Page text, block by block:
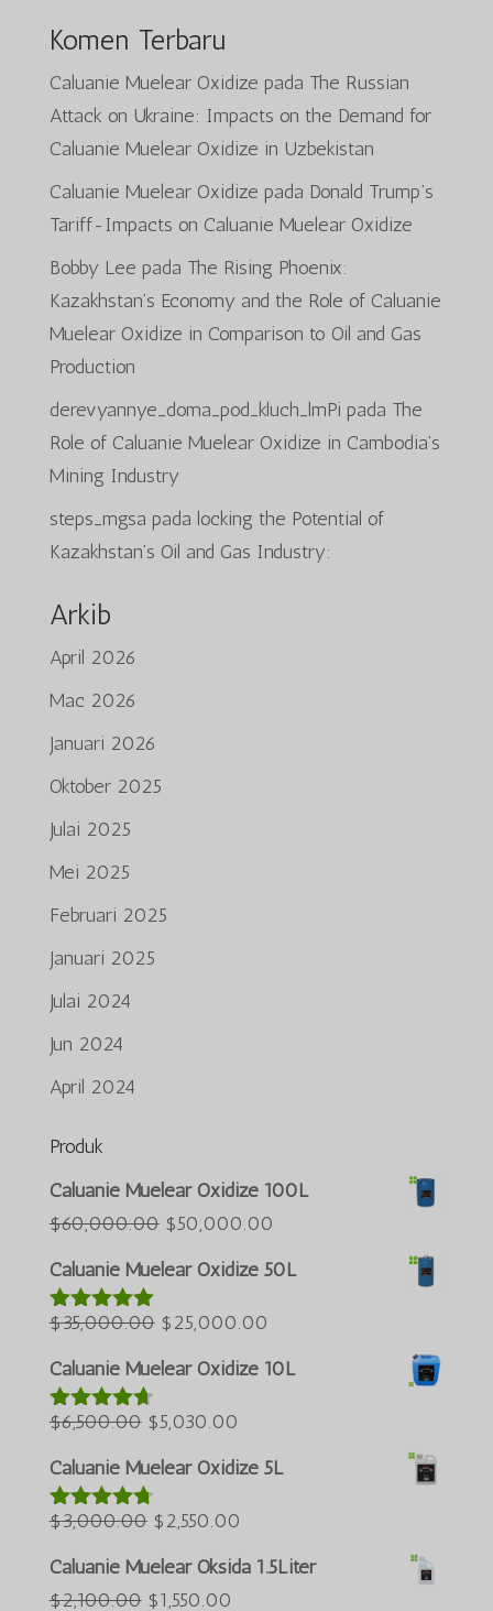
Komen Terbaru
Caluanie Muelear Oxidize pada The Russian
Attack on Ukraine: Impacts on the Demand for
Caluanie Muelear Oxidize in Uzbekistan
Caluanie Muelear Oxidize pada Donald Trump’s
Tariff-Impacts on Caluanie Muelear Oxidize
Bobby Lee pada The Rising Phoenix:
Kazakhstan’s Economy and the Role of Caluanie
Muelear Oxidize in Comparison to Oil and Gas
Production
derevyannye_doma_pod_kluch_lmPi pada The
Role of Caluanie Muelear Oxidize in Cambodia’s
Mining Industry
steps_mgsa pada locking the Potential of
Kazakhstan’s Oil and Gas Industry:
Arkib
April 2026
Mac 2026
Januari 2026
Oktober 2025
Julai 2025
Mei 2025
Februari 2025
Januari 2025
Julai 2024
Jun 2024
April 2024
Produk
Caluanie Muelear Oxidize 100L
$60,000.00 Harga
asal
$60,000.00.
$50,000.00
Caluanie Muelear Oxidize 50L
Dinilai5.00
$35,000.00 Harga
asal
$35,000.00.
$25,000.00
Caluanie Muelear Oxidize 10L
Dinilai
daripada 5
$6,500.00 Harga
asal
ialah:
$6,500.00.
$5,030.00
semasa
$5,030.00.
Caluanie Muelear Oxidize 5L
Dinilai
daripada 5
$3,000.00 Harga
asal
$2,550.00
semasa
Caluanie Muelear Oksida 1.5Liter
$2,100.00 Harga
$1,550.00
Қазақ тілі
ភាសាខ្មែរ
Português do Brasil